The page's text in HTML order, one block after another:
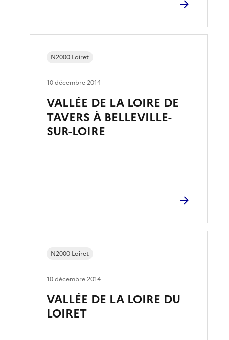
VALLÉE DE LA LOIRE DE
TAVERS À BELLEVILLE-
SUR-LOIRE
N2000 Loiret
10 décembre 2014
VALLÉE DE LA LOIRE DU
LOIRET
N2000 Loiret
10 décembre 2014